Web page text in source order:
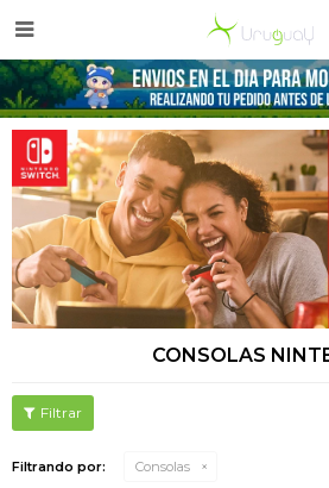

CONSOLAS
Filtrando por: Consolas